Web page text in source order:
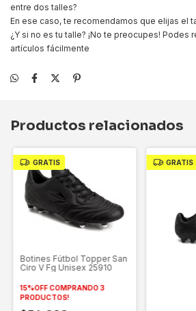
entre dos talles?
En ese caso, te recomendamos que elijas el
¿Y si no es tu talle? ¡No te preocupes! Podes
artículos fácilmente
Productos relacionados
GRATIS
Botines Fútbol Topper San
Ciro V Fg Unisex 25910
15%OFF COMPRANDO 3
PRODUCTOS!
GRATIS